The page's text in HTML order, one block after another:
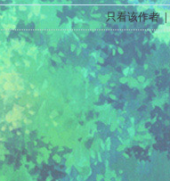
只看该作者|